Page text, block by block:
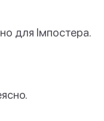
для Імпостера.